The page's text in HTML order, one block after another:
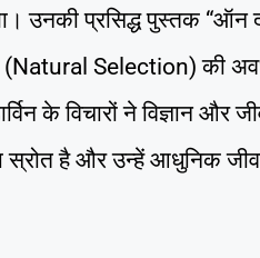
उनकी प्रसिद्ध पुस्तक
Selection) की
विचारों ने विज्ञान और
स्रोत है और उन्हें आधुनिक